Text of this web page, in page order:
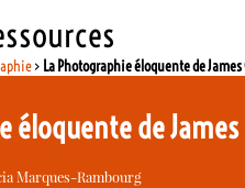
> La Photographie éloquente de James
éloquente de
Marques-Rambourg